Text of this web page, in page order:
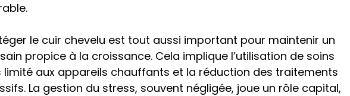
le cuir chevelu est tout aussi important pour maintenir un
propice à la croissance. Cela implique l’utilisation de soins
limité aux appareils chauffants et la réduction des traitements
La gestion du stress, souvent négligée, joue un rôle capital,